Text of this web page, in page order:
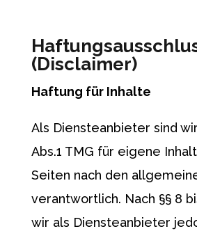
(Disclaimer)
Haftung für Inhalte
Als Diensteanbieter sind
Abs.1 TMG für eigene
Seiten nach den
verantwortlich. Nach §§ 8
wir als Diensteanbieter